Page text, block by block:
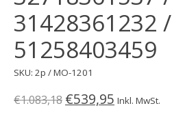
31428361232 /
51258403459
SKU: 2p / MO-1201
€1.083,18 €539,95 Inkl. MwSt.